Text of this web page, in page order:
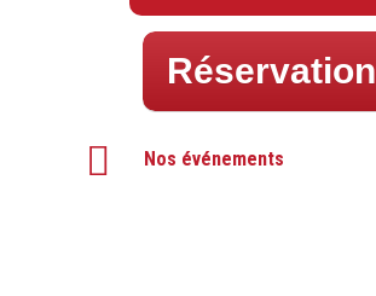
Réservation
Nos événements